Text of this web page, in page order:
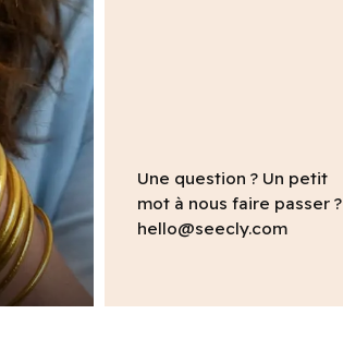
Une question ? Un petit
mot à nous faire passer ?
hello@seecly.com